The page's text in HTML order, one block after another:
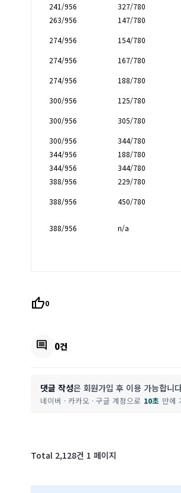
241/956 327/780
263/956
147/780
274/956
154/780
274/956
167/780
274/956
188/780
300/956
125/780
300/956
305/780
300/956
344/780
344/956
188/780
344/956
344/780
388/956
229/780
388/956
450/780
388/956 n/a
thumb_up0
comment 0건
댓글 작성은 회원가입 후 이용 가능합니
네이버 · 카카오 · 구글 계정으로 10초 만에
Total 2,128건 1 페이지